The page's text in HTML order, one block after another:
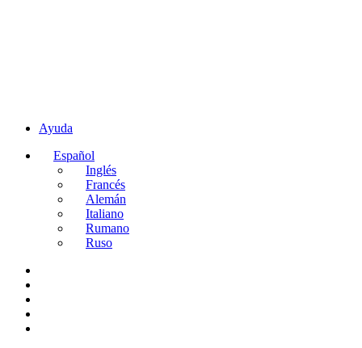
Ayuda
Español
Inglés
Francés
Alemán
Italiano
Rumano
Ruso